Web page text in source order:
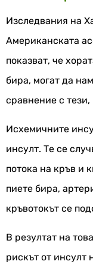
Изследвания на
Американската
показват, че
бира, могат да
сравнение с тези,
Исхемичните
инсулт. Те се
потока на кръв и
пиете бира,
кръвотокът се
В резултат на
рискът от инсулт